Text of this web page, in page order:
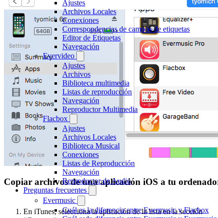
Ajustes
Archivos Locales
Conexiones
Correspondencias de campos de etiquetas
Editor de Etiquetas
Navegación
Evervideo
Ajustes
Archivos
Biblioteca multimedia
Listas de reproducción
Navegación
Reproductor Multimedia
Flacbox
Ajustes
Archivos Locales
Biblioteca Musical
Conexiones
Listas de Reproducción
Navegación
Reproductor de Audio
Preguntas frecuentes
Evermusic
Cuál es la diferencia entre Evermusic y Flacbox
Copiar archivos de una aplicación iOS a tu
En iTunes, selecciona la aplicación de la lista en la sección